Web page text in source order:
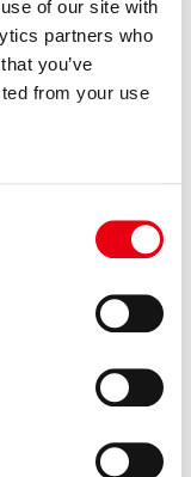
of our site with
partners who
you’ve
from your use
社との合弁会社